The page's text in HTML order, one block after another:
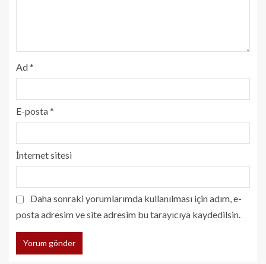
Ad*
E-posta*
İnternet sitesi
Daha sonraki yorumlarımda kullanılması için adım, e-
posta adresim ve site adresim bu tarayıcıya kaydedilsin.